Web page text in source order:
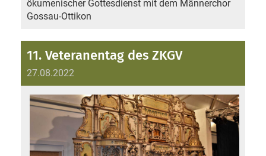
ökumenischer Gottesdienst mit dem Männerchor
Gossau-Ottikon
11. Veteranentag des ZKGV
27.08.2022